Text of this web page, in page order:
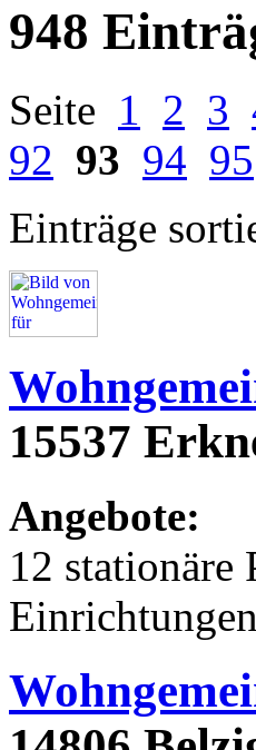
948
Seite 1 2 3
92 93 94 95
Einträge
15537
Angebote:
12 stationäre
Einrichtungen